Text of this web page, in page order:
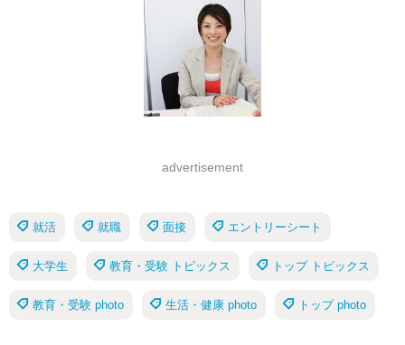
advertisement
就活 就職 面接 エントリーシート
大学生 教育・受験 トピックス トップ トピックス
教育・受験 photo 生活・健康 photo トップ photo